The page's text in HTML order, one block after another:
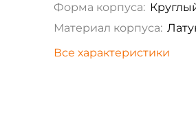
Форма корпуса:
Материал корпуса:
Все характеристики